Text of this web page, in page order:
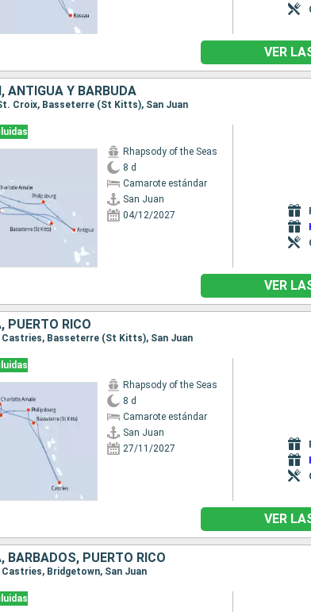
VER
ANTIGUA Y BARBUDA
Croix, Basseterre (St Kitts), San Juan
Rhapsody of the Seas
8 d
Camarote estándar
San Juan
04/12/2027
VER
PUERTO RICO
Castries, Basseterre (St Kitts), San Juan
Rhapsody of the Seas
8 d
Camarote estándar
San Juan
27/11/2027
VER
PUERTO RICO
Bridgetown, San Juan